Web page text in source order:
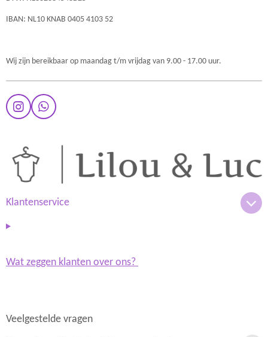
IBAN: NL10 KNAB 0405 4103 52
Wij zijn bereikbaar op maandag t/m vrijdag van 9.00 - 17.00 uur.
I
n
a
r
m
W
h
Klantenservice
Wat zeggen klanten over ons?
Veelgestelde vragen